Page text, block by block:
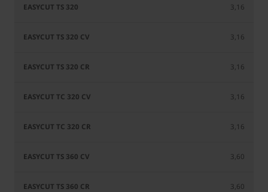
CV3,16
3,16
3,16
3,16
3,16
3,60
3,60